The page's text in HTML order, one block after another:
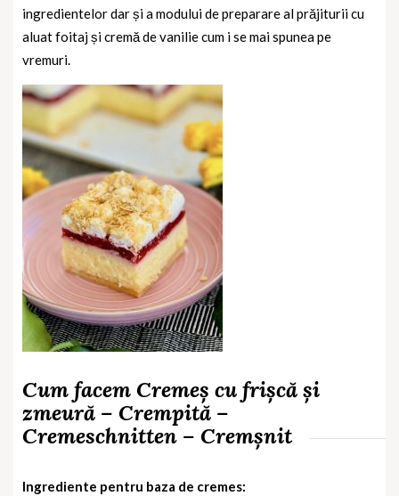
ingredientelor dar și a modului de preparare al prăjiturii cu
aluat foitaj și cremă de vanilie cum i se mai spunea pe
vremuri.
Cum facem Cremeș cu frișcă și
zmeură – Crempită –
Cremeschnitten – Cremșnit
Ingrediente pentru baza de cremes: